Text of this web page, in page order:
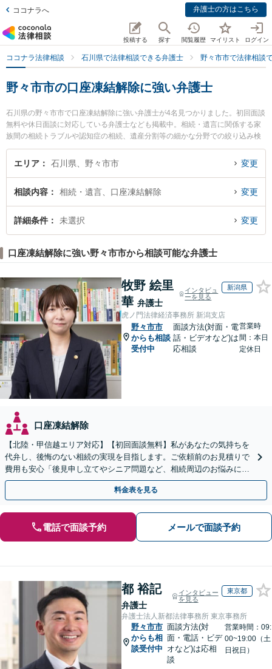
ココナラへ 弁護士の方はこちら
投稿する 探す 閲覧履歴 マイリスト ログイン
ココナラ法律相談 石川県で法律相談できる弁護士 野々市市で法律相談
野々市市の口座凍結解除に強い弁護士
石川県の野々市市で口座凍結解除に強い弁護士が4名見つかりました。初回面談
無料や休日面談に対応している弁護士なども掲載中。相続・遺言に関係する家
族間の相続トラブルや認知症の相続、遺産分割等の細かな分野での絞り込み検
索もでき便利です。特に白山・野々市法律事務所の長門 達志弁護士や白山・
野々市法律事務所の春野 しおり弁護士、ののいち法律事務所の木村 弘弁護士の
い』『口座凍結解除のトラブル解決の実績豊富な近くの弁護士を検索したい』
『初回相談無料で口座凍結解除を法律相談できる野々市市内の弁護士に相談予
約したい』などでお困りの相談者さんにおすすめです。
エリア 石川県、野々市市 変更
相談内容 相続・遺言、口座凍結解除 変更
詳細条件 未選択 変更
口座凍結解除に強い野々市市から相談可能な弁護士
牧野 絵里
華 弁護士
インタビュ
ーを見る
新潟県
虎ノ門法律経済事務所 新潟支店
野々市市
からも相談
受付中
面談方法(対面・電
話・ビデオなど)は
応相談
営業時
間：本日
定休日
口座凍結解除
【北陸・甲信越エリア対応】【初回面談無料】私があなたの気持ちを
代弁し、後悔のない相続の実現を目指します。ご依頼前のお見積りで
費用も安心「後見申し立てやシニア問題など、相続周辺のお悩みにも
対処可能」【WEB面談対応】
料金表を見る
電話で面談予約 メールで面談予約
都 裕記
弁護士
インタビュー
を見る
東京都
弁護士法人新都法律事務所 東京事務所
野々市市
からも相
談受付中
面談方法(対
面・電話・ビデ
オなど)は応相
談
営業時間：09:
00~19:00（土
日祝日）